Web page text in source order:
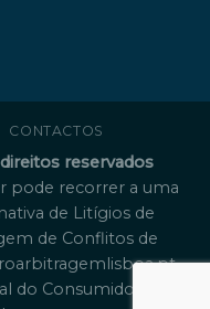
CONTACTOS
reservados
pode recorrer a uma
de Litígios de
de Conflitos de
do Consumidor